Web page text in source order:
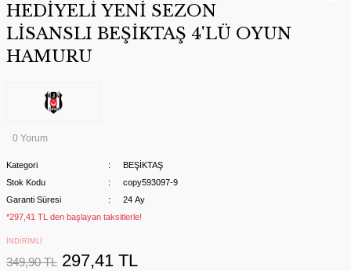
HEDİYELİ YENİ SEZON
LİSANSLI BEŞİKTAŞ 4'LÜ OYUN
HAMURU
0 Yorum
Kategori
BEŞİKTAŞ
Stok Kodu
copy593097-9
Garanti Süresi
24 Ay
*297,41 TL den başlayan taksitlerle!
İNDİRİMLİ
349,90 TL 297,41 TL